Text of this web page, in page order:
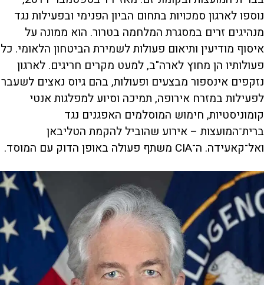
נוספו לארגון סמכויות בתחום הביון הפנימי ובפעילות נגד
מנהיגים זרים במסגרת המלחמה בטרור. הוא ממונה על
איסוף מודיעין ותיאום פעולות לשמירת הביטחון הלאומי. כל
פעולותיו הן מחוץ לארה"ב, למעט מקרים חריגים. לארגון
נזקפים אינספור מבצעים ופעולות, בהם גיוס נאצים לשעבר
לפעילות במזרח אירופה, תמיכה וסיוע למפלגות אנטי
קומוניסטיות, חימוש המוסלמים האפגנים נגד
ברית־המועצות – אירוע שהוביל להקמת הטליבאן
ואל־קאעידה. ה־CIA משתף פעולה באופן הדוק עם המוסד.